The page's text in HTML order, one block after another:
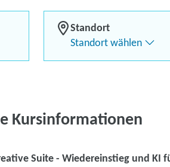
Standort
Standort wählen
Kursinformationen
Suite - Wiedereinstieg und KI